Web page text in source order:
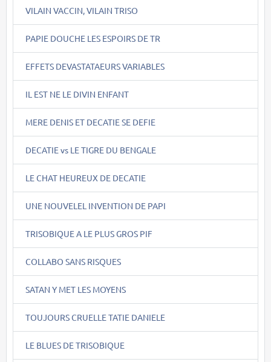
VILAIN VACCIN, VILAIN TRISO
PAPIE DOUCHE LES ESPOIRS DE TR
EFFETS DEVASTATAEURS VARIABLES
IL EST NE LE DIVIN ENFANT
MERE DENIS ET DECATIE SE DEFIE
DECATIE vs LE TIGRE DU BENGALE
LE CHAT HEUREUX DE DECATIE
UNE NOUVELEL INVENTION DE PAPI
TRISOBIQUE A LE PLUS GROS PIF
COLLABO SANS RISQUES
SATAN Y MET LES MOYENS
TOUJOURS CRUELLE TATIE DANIELE
LE BLUES DE TRISOBIQUE